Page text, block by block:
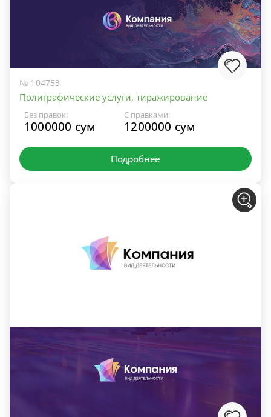
№ 104753
Полиграфические услуги, тиражирование
Без правок:
1000000 сум
С правками:
1200000 сум
Подробнее